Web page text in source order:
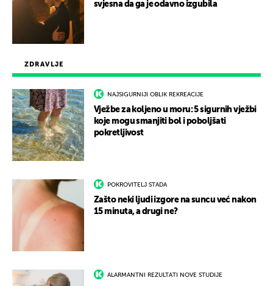
ZDRAVLJE
NAJSIGURNIJI OBLIK REKREACIJE
Vježbe za koljeno u moru: 5 sigurnih vježbi
koje mogu smanjiti bol i poboljšati
pokretljivost
POKROVITELJ STADA
Zašto neki ljudi izgore na suncu već nakon
15 minuta, a drugi ne?
ALARMANTNI REZULTATI NOVE STUDIJE
svjesna da ga je odavno izgubila